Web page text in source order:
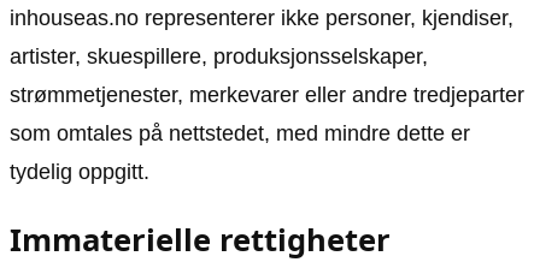
inhouseas.no representerer ikke personer, kjendiser,
artister, skuespillere, produksjonsselskaper,
strømmetjenester, merkevarer eller andre tredjeparter
som omtales på nettstedet, med mindre dette er
tydelig oppgitt.
Immaterielle rettigheter